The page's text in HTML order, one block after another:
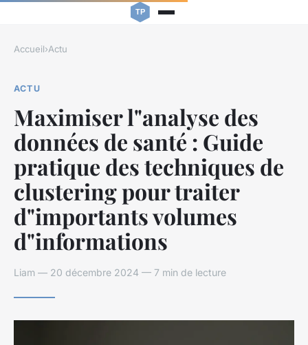
Accueil›Actu
ACTU
Maximiser l"analyse des
données de santé : Guide
pratique des techniques de
clustering pour traiter
d"importants volumes
d"informations
Liam — 20 décembre 2024 — 7 min de lecture